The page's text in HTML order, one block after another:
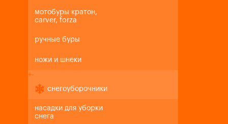
мотобуры кратон,
carver, forza
ручные буры
ножи и шнеки
+-
снегоуборочники
насадки для уборки
снега